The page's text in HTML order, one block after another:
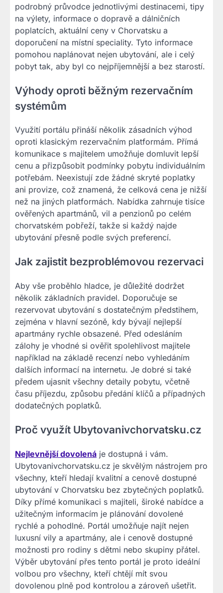
podrobný průvodce jednotlivými destinacemi, tipy
na výlety, informace o dopravě a dálničních
poplatcích, aktuální ceny v Chorvatsku a
doporučení na místní speciality. Tyto informace
pomohou naplánovat nejen ubytování, ale i celý
pobyt tak, aby byl co nejpříjemnější a bez starostí.
Výhody oproti běžným rezervačním
systémům
Využití portálu přináší několik zásadních výhod
oproti klasickým rezervačním platformám. Přímá
komunikace s majitelem umožňuje domluvit lepší
cenu a přizpůsobit podmínky pobytu individuálním
potřebám. Neexistují zde žádné skryté poplatky
ani provize, což znamená, že celková cena je nižší
než na jiných platformách. Nabídka zahrnuje tisíce
ověřených apartmánů, vil a penzionů po celém
chorvatském pobřeží, takže si každý najde
ubytování přesně podle svých preferencí.
Jak zajistit bezproblémovou rezervaci
Aby vše proběhlo hladce, je důležité dodržet
několik základních pravidel. Doporučuje se
rezervovat ubytování s dostatečným předstihem,
zejména v hlavní sezóně, kdy bývají nejlepší
apartmány rychle obsazené. Před odesláním
zálohy je vhodné si ověřit spolehlivost majitele
například na základě recenzí nebo vyhledáním
dalších informací na internetu. Je dobré si také
předem ujasnit všechny detaily pobytu, včetně
času příjezdu, způsobu předání klíčů a případných
dodatečných poplatků.
Proč využít Ubytovanivchorvatsku.cz
Nejlevnější dovolená je dostupná i vám.
Ubytovanivchorvatsku.cz je skvělým nástrojem pro
všechny, kteří hledají kvalitní a cenově dostupné
ubytování v Chorvatsku bez zbytečných poplatků.
Díky přímé komunikaci s majiteli, široké nabídce a
užitečným informacím je plánování dovolené
rychlé a pohodlné. Portál umožňuje najít nejen
luxusní vily a apartmány, ale i cenově dostupné
možnosti pro rodiny s dětmi nebo skupiny přátel.
Výběr ubytování přes tento portál je proto ideální
volbou pro všechny, kteří chtějí mít svou
dovolenou plně pod kontrolou a zároveň ušetřit.